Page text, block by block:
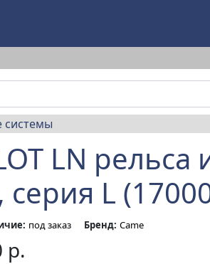
системы
LN рельса
L
под заказ Бренд: Came
р.